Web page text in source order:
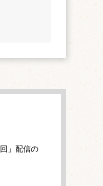
」配信の